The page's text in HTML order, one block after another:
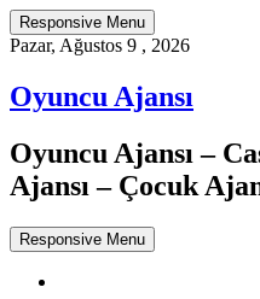
Responsive Menu
Pazar, Ağustos 9 , 2026
Oyuncu Ajansı
Oyuncu Ajansı –
Ajansı – Çocuk
Responsive Menu